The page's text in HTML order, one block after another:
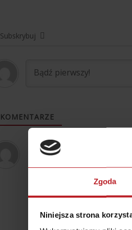
Zgoda
Niniejsza strona
Subskrybuj
KOMENTARZE
Lena 12 lat temu
Nudne?! Fantastyczne!
Mam pomysł (projektuję to
działanie, które może być